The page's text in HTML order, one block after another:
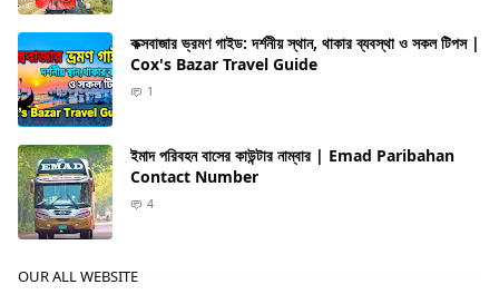
কক্সবাজার ভ্রমণ গাইড: দর্শনীয় স্থান, থাকার ব্যবস্থা ও সকল টিপস |
Cox's Bazar Travel Guide
1
ইমাদ পরিবহন বাসের কাউন্টার নাম্বার | Emad Paribahan
Contact Number
4
OUR ALL WEBSITE